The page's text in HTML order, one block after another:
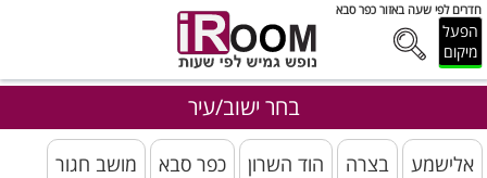
חדרים לפי שעה באזור כפר סבא
הפעל
מיקום
בחר ישוב/עיר
אלישמע בצרה הוד השרון כפר סבא מושב חגור